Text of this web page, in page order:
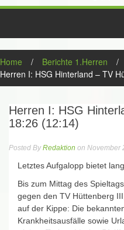
Home / Berichte 1.Herren
/
Herren I: HSG Hinterland – TV
Herren I: HSG
18:26 (12:14)
Posted ByRedaktion on November
Letztes Aufgalopp bietet
Bis zum Mittag des
gegen den TV Hüttenberg
auf der Kippe: Die
Krankheitsausfälle sowie